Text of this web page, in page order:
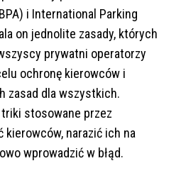
i International Parking
on jednolite zasady, których
prywatni operatorzy
ochronę kierowców i
zasad dla wszystkich.
stosowane przez
kierowców, narazić ich na
wprowadzić w błąd.